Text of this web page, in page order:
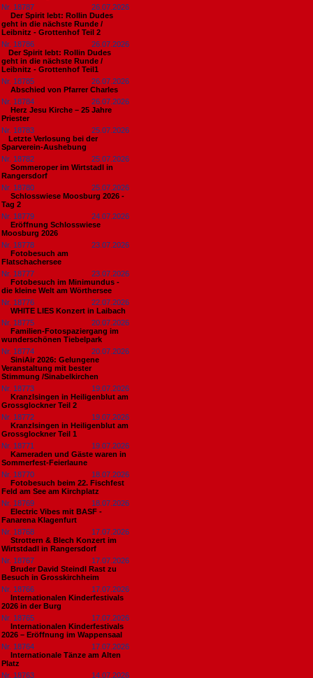
Nr. 18787
26.07.2026
Der Spirit lebt: Rollin Dudes
geht in die nächste Runde /
Leibnitz - Grottenhof Teil 2
Nr. 18786
26.07.2026
​Der Spirit lebt: Rollin Dudes
geht in die nächste Runde /
Leibnitz - Grottenhof Teil1
Nr. 18785
26.07.2026
Abschied von Pfarrer Charles
Nr. 18784
26.07.2026
Herz Jesu Kirche – 25 Jahre
Priester
Nr. 18783
25.07.2026
​Letzte Verlosung bei der
Sparverein-Aushebung
Nr. 18782
25.07.2026
Sommeroper im Wirtstadl in
Rangersdorf
Nr. 18780
25.07.2026
Schlosswiese Moosburg 2026 -
Tag 2
Nr. 18779
24.07.2026
Eröffnung Schlosswiese
Moosburg 2026
Nr. 18778
23.07.2026
Fotobesuch am
Flatschachersee
Nr. 18777
23.07.2026
Fotobesuch im Minimundus -
die kleine Welt am Wörthersee
Nr. 18776
22.07.2026
WHITE LIES Konzert in Laibach
Nr. 18775
20.07.2026
Familien-Fotospaziergang im
wunderschönen Tiebelpark
Nr. 18774
20.07.2026
SiniAir 2026: Gelungene
Veranstaltung mit bester
Stimmung /Sinabelkirchen
Nr. 18773
19.07.2026
Kranzlsingen in Heiligenblut am
Grossglockner Teil 2
Nr. 18772
19.07.2026
Kranzlsingen in Heiligenblut am
Grossglockner Teil 1
Nr. 18771
19.07.2026
Kameraden und Gäste waren in
Sommerfest-Feierlaune
Nr. 18770
18.07.2026
Fotobesuch beim 22. Fischfest
Feld am See am Kirchplatz
Nr. 18769
18.07.2026
Electric Vibes mit BASF -
Fanarena Klagenfurt
Nr. 18768
17.07.2026
Strottern & Blech Konzert im
Wirtstdadl in Rangersdorf
Nr. 18767
17.07.2026
Bruder David Steindl Rast zu
Besuch in Grosskirchheim
Nr. 18766
17.07.2026
Internationalen Kinderfestivals
2026 in der Burg
Nr. 18765
17.07.2026
Internationalen Kinderfestivals
2026 – Eröffnung im Wappensaal
Nr. 18764
17.07.2026
Internationale Tänze am Alten
Platz
Nr. 18763
14.07.2026